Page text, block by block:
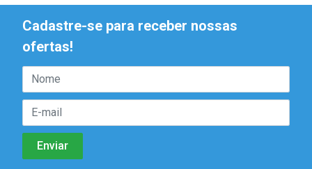
Cadastre-se para receber nossas
ofertas!